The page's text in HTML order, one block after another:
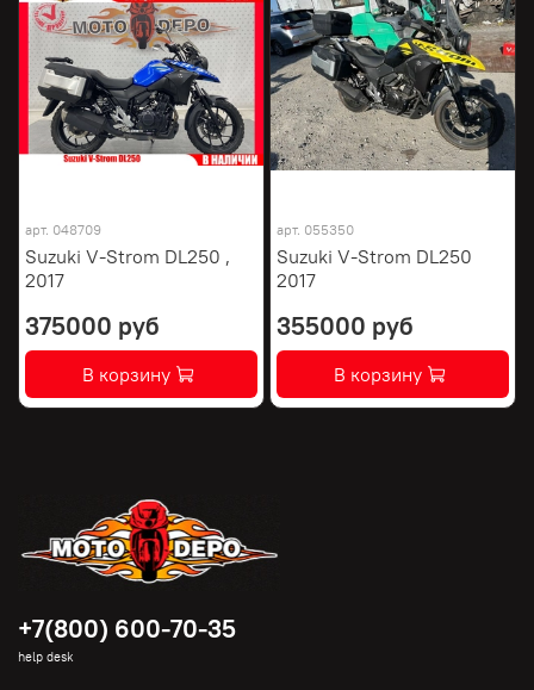
арт. 048709
Suzuki V-Strom DL250 ,
2017
375000 руб
В корзину
арт. 055350
Suzuki V-Strom DL250
2017
355000 руб
В корзину
+7(800) 600-70-35
help desk